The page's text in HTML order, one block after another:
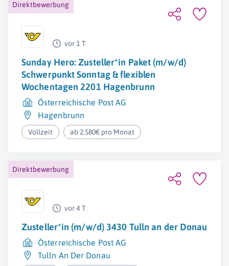
Direktbewerbung
vor 1 T
Sunday Hero: Zusteller*in Paket (m/w/d)
Schwerpunkt Sonntag & flexiblen
Wochentagen 2201 Hagenbrunn
Österreichische Post AG
Hagenbrunn
Vollzeit ab 2.580€ pro Monat
Direktbewerbung
vor 4 T
Zusteller*in (m/w/d) 3430 Tulln an der Donau
Österreichische Post AG
Tulln An Der Donau